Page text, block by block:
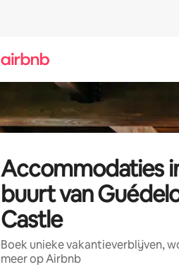
Accommodaties
buurt van
Castle
Boek unieke vakantieverblijven,
meer op Airbnb